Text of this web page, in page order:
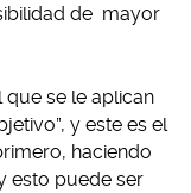
de mayor
que se le aplican
y este es el
haciendo
esto puede ser